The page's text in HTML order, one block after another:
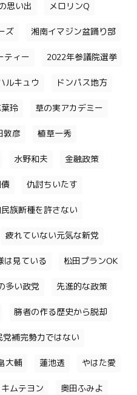
思い出 メロリンQ
ズ 湘南イマジン盆踊り部
ティー 2022年参議院選挙
ルキュウ ドンパス地方
玲 草の実アカデミー
敦彦 植草一秀
水野和夫 金融政策
仇討ちいたす
族断種を許さない
疲れていない元気な新党
は見ている 松田プランOK
多い政党 先進的な政策
勝者の作る歴史から脱却
党補完勢力ではない
大輔 蓮池透 やはた愛
キムテヨン 奥田ふみよ